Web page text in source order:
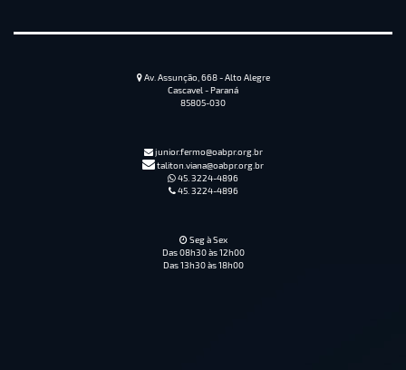
Av. Assunção, 668 - Alto Alegre
Cascavel - Paraná
85805-030
junior.fermo@oabpr.org.br
taliton.viana@oabpr.org.br
45. 3224-4896
45. 3224-4896
Seg à Sex
Das 08h30 às 12h00
Das 13h30 às 18h00